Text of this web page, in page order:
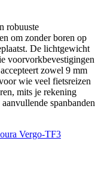
robuuste
om zonder boren op
De lichtgewicht
voorvorkbevestigingen
zowel 9 mm
wie veel fietsreizen
mits je rekening
spanbanden
Vergo-TF3